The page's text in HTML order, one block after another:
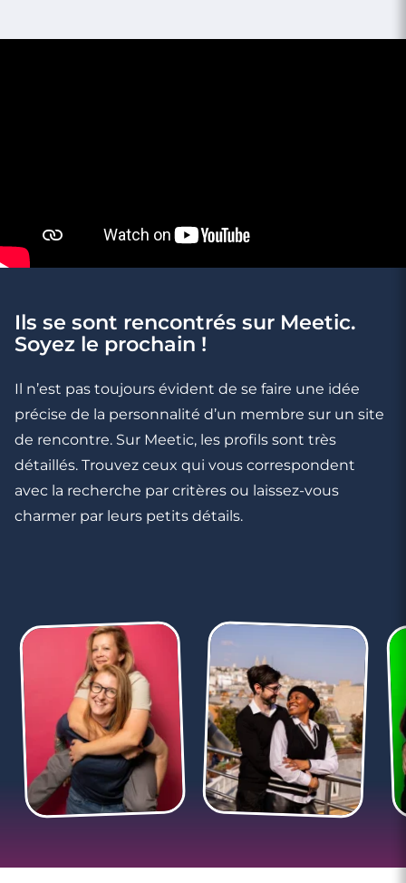
Vrai couple ou flirt ?
3 minutes
Les mots du premier rendez-vous
Ils se sont rencontrés sur Meetic.
Soyez le prochain !
Il n’est pas toujours évident de se faire une idée
précise de la personnalité d’un membre sur un site
de rencontre. Sur Meetic, les profils sont très
détaillés. Trouvez ceux qui vous correspondent
avec la recherche par critères ou laissez-vous
charmer par leurs petits détails.